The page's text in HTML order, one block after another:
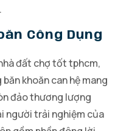
Công Dụng
đất chợ tốt tphcm,
khoăn can hệ mang
đảo thương lượng
người trải nghiệm của